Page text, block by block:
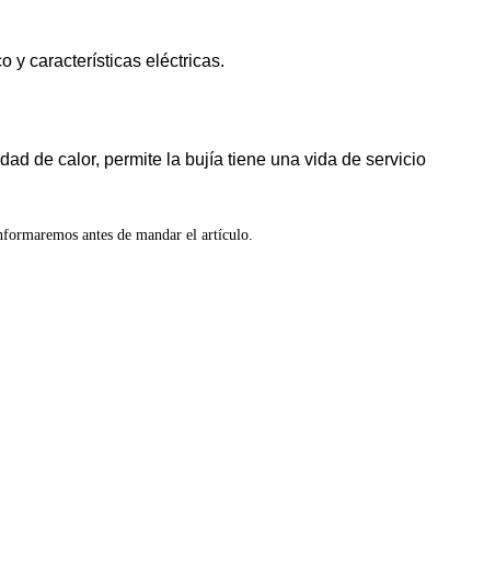
y características eléctricas.
de calor, permite la bujía tiene una vida de servicio
antes de mandar el artículo.